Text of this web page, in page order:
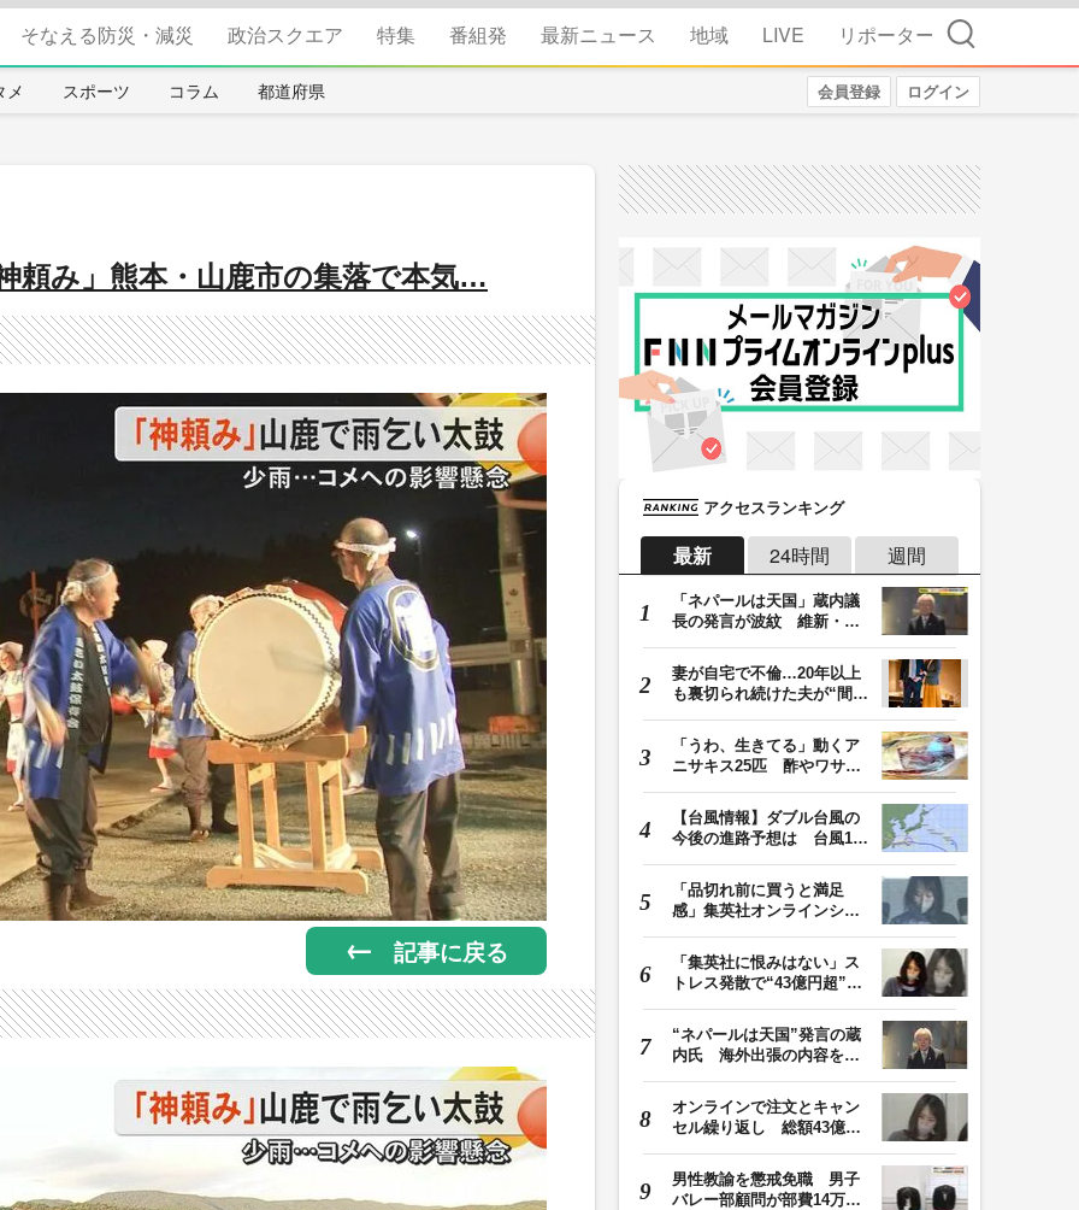
そなえる防災・減災 政治スクエア 特集 番組発 最新ニュース 地域 LIVE リポーター 検索
メ スポーツ コラム 都道府県 会員登録 ログイン
頼み」熊本・山鹿市の集落で本気…
記事に戻る
アクセスランキング
最新 24時間 週間
「ネパールは天国」蔵内議
長の発言が波紋 維新・吉
妻が自宅で不倫…20年以上
も裏切られ続けた夫が“間
「うわ、生きてる」動くア
ニサキス25匹 酢やワサビ
【台風情報】ダブル台風の
今後の進路予想は 台風13
「品切れ前に買うと満足
感」集英社オンラインショ
「集英社に恨みはない」ス
トレス発散で“43億円超”の
“ネパールは天国”発言の蔵
内氏 海外出張の内容を説
オンラインで注文とキャン
セル繰り返し 総額43億円
男性教諭を懲戒免職 男子
バレー部顧問が部費14万円